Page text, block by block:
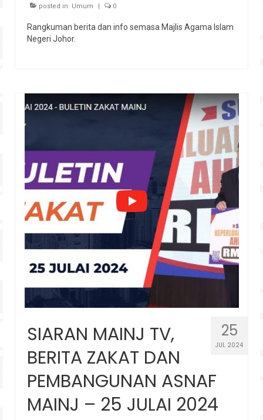
posted in: Umum | 0
Rangkuman berita dan info semasa Majlis Agama Islam
Negeri Johor.
25
JUL 2024
SIARAN MAINJ TV,
BERITA ZAKAT DAN
PEMBANGUNAN ASNAF
MAINJ – 25 JULAI 2024